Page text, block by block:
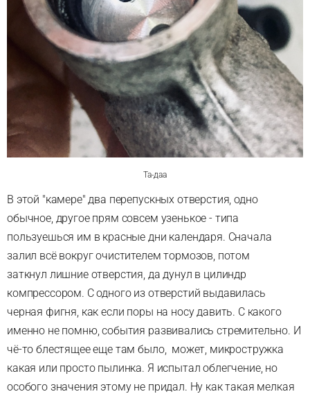
Та-даа
В этой "камере" два перепускных отверстия, одно
обычное, другое прям совсем узенькое - типа
пользуешься им в красные дни календаря. Сначала
залил всё вокруг очистителем тормозов, потом
заткнул лишние отверстия, да дунул в цилиндр
компрессором. С одного из отверстий выдавилась
черная фигня, как если поры на носу давить. С какого
именно не помню, события развивались стремительно. И
чё-то блестящее еще там было, может, микростружка
какая или просто пылинка. Я испытал облегчение, но
особого значения этому не придал. Ну как такая мелкая